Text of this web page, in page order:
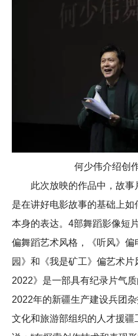
何少伟介绍创
此次放映的作品中，故事
是在讲好电影故事的基础上
本身的表达。4部舞蹈影像短
偏舞蹈艺术风格，《听风》
园》和《我是矿工》偏艺术
2022》是一部具有纪录片气
2022年的新疆生产建设兵团
文化和旅游部组织的人才援